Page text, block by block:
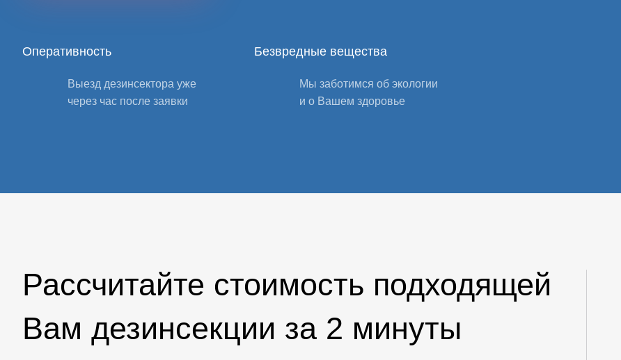
Оперативность
Выезд дезинсектора уже
через час после заявки
Безвредные вещества
Мы заботимся об экологии
и о Вашем здоровье
Рассчитайте стоимость подходящей
Вам дезинсекции за 2 минуты